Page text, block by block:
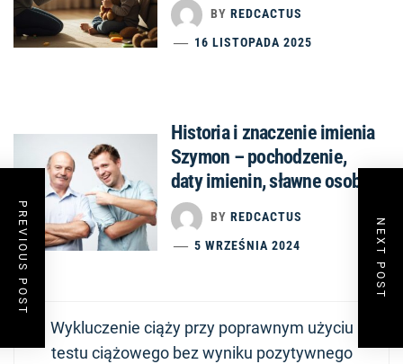
BY REDCACTUS
16 LISTOPADA 2025
Historia i znaczenie imienia
Szymon – pochodzenie,
daty imienin, sławne osoby
BY REDCACTUS
5 WRZEŚNIA 2024
Nawigacja
wpisu
Previous
post:
Wykluczenie ciąży przy poprawnym użyciu
testu ciążowego bez wyniku pozytywnego
PREVIOUS POST NEXT POST